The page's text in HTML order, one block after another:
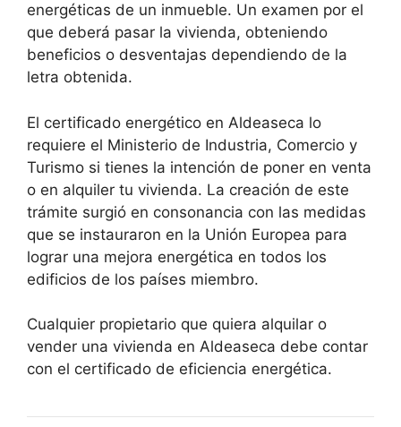
energéticas de un inmueble. Un examen por el
que deberá pasar la vivienda, obteniendo
beneficios o desventajas dependiendo de la
letra obtenida.
El certificado energético en Aldeaseca lo
requiere el Ministerio de Industria, Comercio y
Turismo si tienes la intención de poner en venta
o en alquiler tu vivienda. La creación de este
trámite surgió en consonancia con las medidas
que se instauraron en la Unión Europea para
lograr una mejora energética en todos los
edificios de los países miembro.
Cualquier propietario que quiera alquilar o
vender una vivienda en Aldeaseca debe contar
con el certificado de eficiencia energética.